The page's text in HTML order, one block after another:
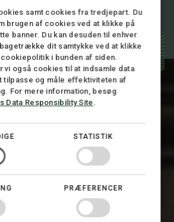
samt cookies fra tredjepart. Du
brugen af cookies ved at klikke på
banner. Du kan desuden til enhver
dit samtykke ved at klikke
i bunden af siden.
vi også cookies til at indsamle data
tilpasse og måle effektiviteten af
For mere information, besøg
Data Responsibility Site
STATISTIK
PRÆFERENCER